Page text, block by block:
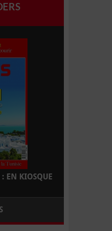
EN KIOSQUE